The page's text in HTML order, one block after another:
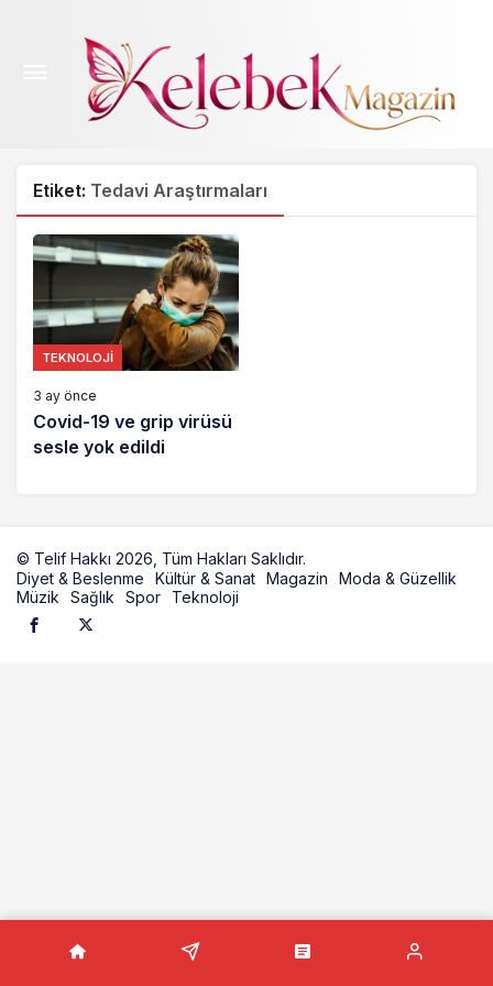
Etiket: Tedavi Araştırmaları
TEKNOLOJI
3 ay önce
Covid-19 ve grip virüsü
sesle yok edildi
© Telif Hakkı 2026, Tüm Hakları Saklıdır.
Diyet & Beslenme
Kültür & Sanat Magazin
Moda & Güzellik
Müzik
Sağlık Spor Teknoloji